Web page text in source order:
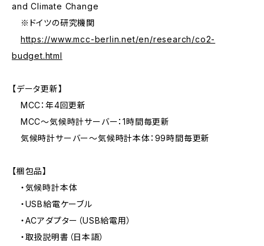
and Climate Change
※ドイツの研究機関
https://www.mcc-berlin.net/en/research/co2-
budget.html
【データ更新】
MCC：年4回更新
MCC～気候時計サーバー：1時間毎更新
気候時計サーバー～気候時計本体：99時間毎更新
【梱包品】
・気候時計本体
・USB給電ケーブル
・ACアダプター（USB給電用）
・取扱説明書（日本語）